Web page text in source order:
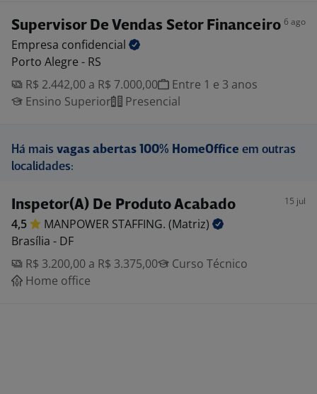
Supervisor De Vendas Setor Financeiro 6 ago
Empresa confidencial
Porto Alegre - RS
R$ 2.442,00 a R$ 7.000,00
Entre 1 e 3 anos
Ensino Superior
Presencial
Há mais vagas abertas 100% HomeOffice em outras
localidades:
Inspetor(A) De Produto Acabado 15 jul
4,5 MANPOWER STAFFING. (Matriz)
Brasília - DF
R$ 3.200,00 a R$ 3.375,00
Curso Técnico
Home office